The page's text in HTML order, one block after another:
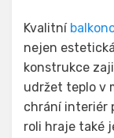
Kvalitní
nejen
konstrukce
udržet teplo v
chrání interiér
roli hraje také